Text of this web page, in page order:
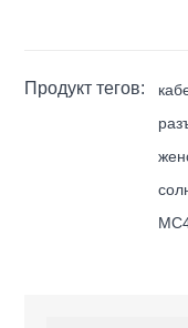
Продукт тегов: